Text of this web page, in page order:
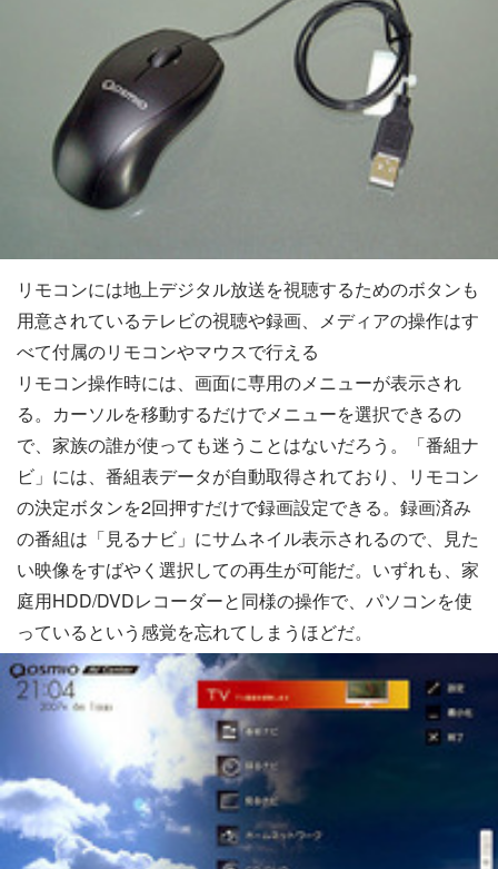
リモコンには地上デジタル放送を視聴するためのボタンも
用意されているテレビの視聴や録画、メディアの操作はす
べて付属のリモコンやマウスで行える
リモコン操作時には、画面に専用のメニューが表示され
る。カーソルを移動するだけでメニューを選択できるの
で、家族の誰が使っても迷うことはないだろう。「番組ナ
ビ」には、番組表データが自動取得されており、リモコン
の決定ボタンを2回押すだけで録画設定できる。録画済み
の番組は「見るナビ」にサムネイル表示されるので、見た
い映像をすばやく選択しての再生が可能だ。いずれも、家
庭用HDD/DVDレコーダーと同様の操作で、パソコンを使
っているという感覚を忘れてしまうほどだ。